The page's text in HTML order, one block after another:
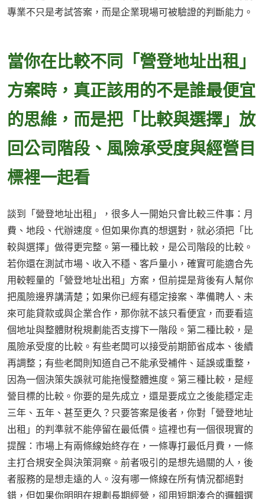
專業不只是考試答案，而是企業現場可被驗證的判斷能力。
當你在比較不同「營登地址出租」
方案時，真正該用的不是誰最便宜
的思維，而是把「比較與選擇」放
回公司階段、風險承受度與經營目
標裡一起看
談到「營登地址出租」，很多人一開始只會比較三件事：月
費、地段、代辦速度。但如果你真的想選對，就必須把「比
較與選擇」做得更完整。第一種比較，是公司階段的比較。
若你還在測試市場、收入不穩、客戶量小，確實可能適合先
用較輕量的「營登地址出租」方案，但前提是背後有人幫你
把風險邊界講清楚；如果你已經有穩定接案、準備聘人、未
來可能貸款或與企業合作，那你就不該只看便宜，而要看這
個地址與整體財稅規劃能否支撐下一階段。第二種比較，是
風險承受度的比較。有些老闆可以接受前期節省成本、後續
再調整；有些老闆則知道自己不能承受補件、延誤或重整，
因為一個決策失誤就可能拖慢整體進度。第三種比較，是經
營目標的比較。你要的是先成立，還是要成立之後能穩定走
三年、五年、甚至更久？只要答案是後者，你對「營登地址
出租」的判準就不能停留在最低價。這裡也有一個很現實的
提醒：市場上有兩條線始終存在，一條專打最低月費，一條
主打合規安全與決策洞察。前者吸引的是想先過關的人，後
者服務的是想走遠的人。沒有哪一條線在所有情況都絕對
錯，但如果你明明在規劃長期經營，卻用短期湊合的邏輯選